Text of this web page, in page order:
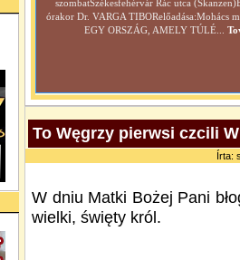
szombatSzékesfehérvár Rác utca
órakor Dr. VARGA TIBORelőadása:Mohács
EGY ORSZÁG, AMELY TÚLÉ...
To Węgrzy pierwsi czcili
Írta:
W dniu Matki Bożej Pani
wielki, święty król.